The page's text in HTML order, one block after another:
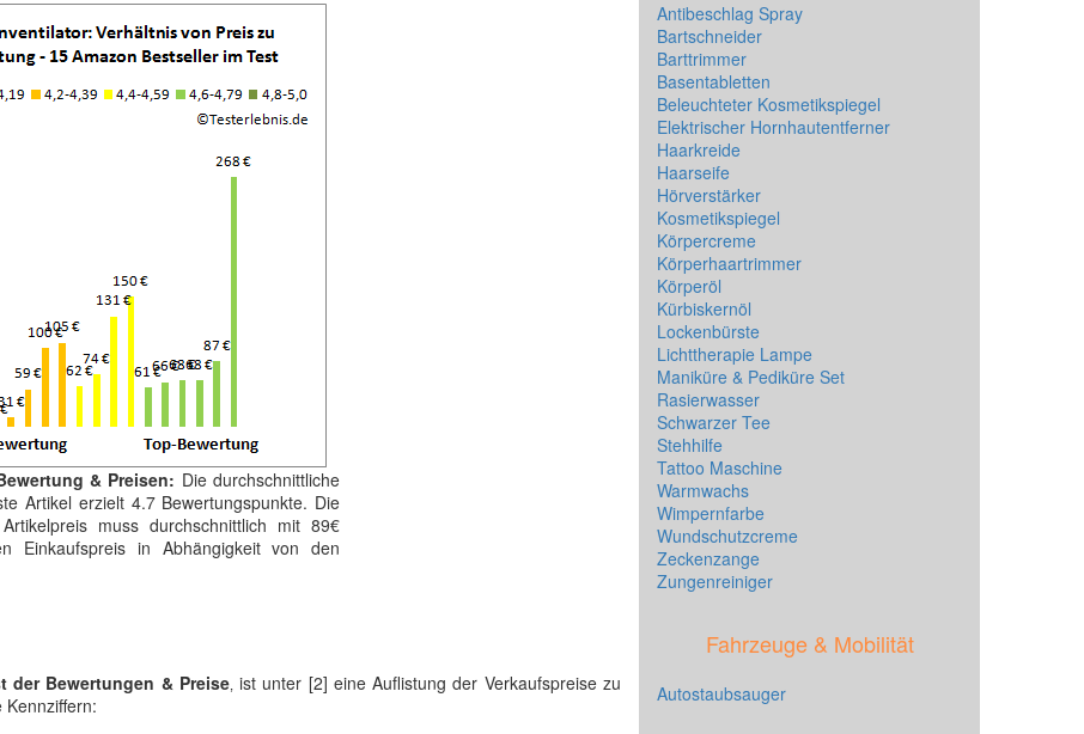
& Preisen: Die durchschnittliche
Artikel erzielt 4.7 Bewertungspunkte. Die
muss durchschnittlich mit 89€
in Abhängigkeit von den
der Bewertungen & Preise‚ ist unter [2] eine Auflistung der Verkaufspreise zu
Antibeschlag Spray
Bartschneider
Barttrimmer
Basentabletten
Beleuchteter Kosmetikspiegel
Elektrischer Hornhautentferner
Haarkreide
Haarseife
Hörverstärker
Kosmetikspiegel
Körpercreme
Körperhaartrimmer
Körperöl
Kürbiskernöl
Lockenbürste
Lichttherapie Lampe
Maniküre & Pediküre Set
Rasierwasser
Schwarzer Tee
Stehhilfe
Tattoo Maschine
Warmwachs
Wimpernfarbe
Wundschutzcreme
Zeckenzange
Zungenreiniger
Fahrzeuge & Mobilität
Autostaubsauger